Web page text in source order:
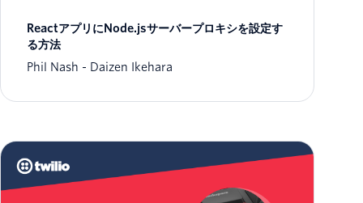
ReactアプリにNode.jsサーバープロキシを設定す
る方法
Phil Nash
Daizen Ikehara